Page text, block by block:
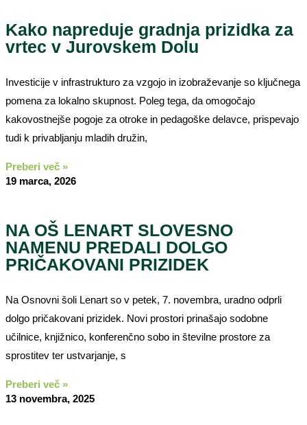
Kako napreduje gradnja prizidka za
vrtec v Jurovskem Dolu
Investicije v infrastrukturo za vzgojo in izobraževanje so ključnega
pomena za lokalno skupnost. Poleg tega, da omogočajo
kakovostnejše pogoje za otroke in pedagoške delavce, prispevajo
tudi k privabljanju mladih družin,
Preberi več »
19 marca, 2026
NA OŠ LENART SLOVESNO
NAMENU PREDALI DOLGO
PRIČAKOVANI PRIZIDEK
Na Osnovni šoli Lenart so v petek, 7. novembra, uradno odprli
dolgo pričakovani prizidek. Novi prostori prinašajo sodobne
učilnice, knjižnico, konferenčno sobo in številne prostore za
sprostitev ter ustvarjanje, s
Preberi več »
13 novembra, 2025